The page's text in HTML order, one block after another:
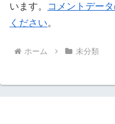
います。
コメントデー
ください。
ホーム 未分類